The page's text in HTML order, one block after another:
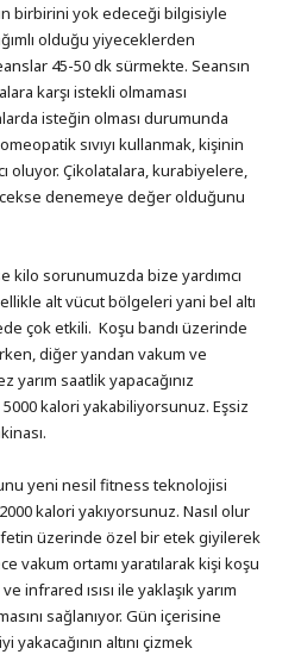
birbirini yok edeceği bilgisiyle
olduğu yiyeceklerden
45-50 dk sürmekte. Seansın
karşı istekli olmaması
isteğin olması durumunda
sıvıyı kullanmak, kişinin
oluyor. Çikolatalara, kurabiyelere,
denemeye değer olduğunu
kilo sorunumuzda bize yardımcı
alt vücut bölgeleri yani bel altı
çok etkili. Koşu bandı üzerinde
diğer yandan vakum ve
yarım saatlik yapacağınız
kalori yakabiliyorsunuz. Eşsiz
yeni nesil fitness teknolojisi
kalori yakıyorsunuz. Nasıl olur
üzerinde özel bir etek giyilerek
vakum ortamı yaratılarak kişi koşu
infrared ısısı ile yaklaşık yarım
sağlanıyor. Gün içerisine
yakacağının altını çizmek